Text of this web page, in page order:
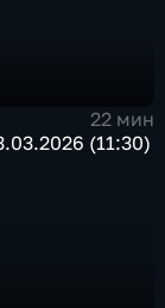
22 мин
(11:30)